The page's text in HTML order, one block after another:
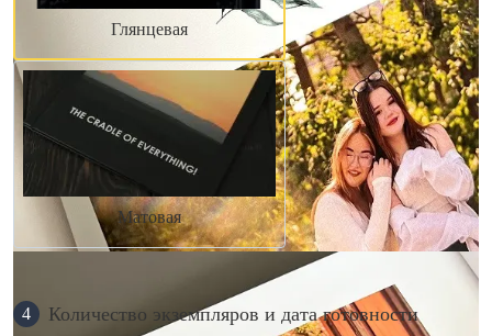
Глянцевая
Матовая
4 Количество экземпляров и дата готовности